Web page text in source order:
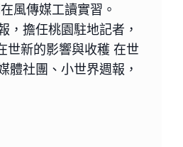
風傳媒工讀實習。
，擔任桃園駐地記者，
新的影響與收穫 在世
體社團、小世界週報，